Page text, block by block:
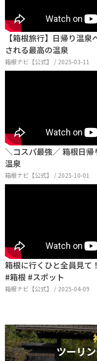
【箱根旅行】日帰り温
される最高の温泉
箱根ナビ【公式】 / 2025-03-11
＼コスパ最強／ 箱根日
温泉
箱根ナビ【公式】 / 2025-10-01
箱根に行くひと全員見
#箱根 #スポット
箱根ナビ【公式】 / 2025-04-09
ツーリ